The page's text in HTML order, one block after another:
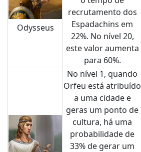
Odysseus
recrutamento dos
Espadachins em
22%. No nível 20,
este valor aumenta
para 60%.
No nível 1, quando
Orfeu está atribuído
a uma cidade e
geras um ponto de
cultura, há uma
probabilidade de
33% de gerar um